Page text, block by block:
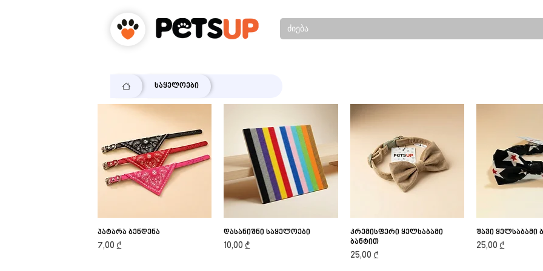
საყელოები
Quick View
პატარა ბენდენა
Price
7,00 ₾
Quick View
დასანიშნი საყელოები
Price
10,00 ₾
Quick View
კრემისფერი ყელსაბამი
ბანტით
Price
25,00 ₾
Quick
შავი ყელსაბამი
Price
25,00 ₾